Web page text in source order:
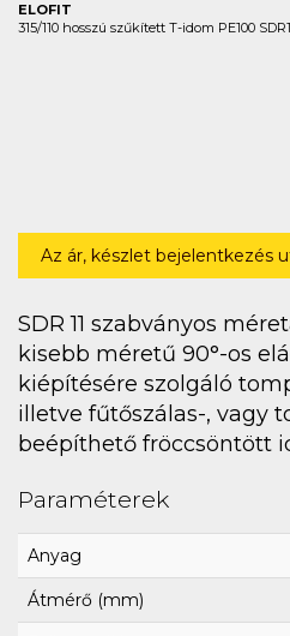
ELOFIT
315/110 hosszú szűkített T-idom PE100
Az ár, készlet bejelentkezés
SDR 11 szabványos
kisebb méretű 90°-os
kiépítésére szolgáló
illetve fűtőszálas-, vagy
beépíthető fröccsöntött
Paraméterek
Anyag
Átmérő (mm)